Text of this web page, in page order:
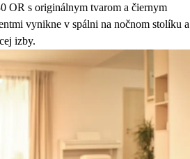
OR s originálnym tvarom a čiernym
vynikne v spálni na nočnom stolíku a
izby.